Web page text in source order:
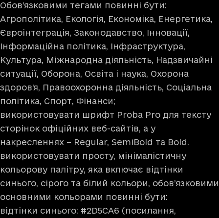
Обов’язковими тегами повинні бути:
Агрополітика, Екологія, Економіка, Енергетика,
Євроінтеграція, Законодавство, Інновації,
Інформаційна політика, Інфраструктура,
Культура, Міжнародна діяльність, Надзвичайні
ситуації, Оборона, Освіта і наука, Охорона
здоров'я, Правоохоронна діяльність, Соціальна
політика, Спорт, Фінанси;
використовувати шрифт Proba Pro для тексту
сторінок офіційних веб-сайтів, а у
накресленнях – Regular, SemiBold та Bold.
використовувати просту, мінімалістичну
кольорову палітру, яка включає відтінки
синього, сірого та білий кольори, обов’язковими
основними кольорами повинні бути:
відтінки синього: #2D5CA6 (посилання,